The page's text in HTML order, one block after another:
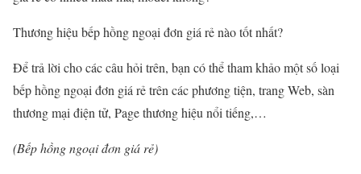
Thương hiệu bếp hồng ngoại đơn giá rẻ nào tốt nhất?
Để trả lời cho các câu hỏi trên, bạn có thể tham khảo một số loại
bếp hồng ngoại đơn giá rẻ trên các phương tiện, trang Web, sàn
thương mại điện tử, Page thương hiệu nổi tiếng,…
(Bếp hồng ngoại đơn giá rẻ)